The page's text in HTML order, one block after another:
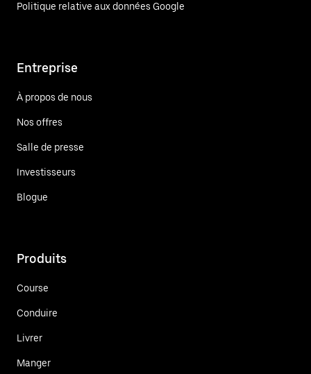
Politique relative aux données Google
Entreprise
À propos de nous
Nos offres
Salle de presse
Investisseurs
Blogue
Produits
Course
Conduire
Livrer
Manger